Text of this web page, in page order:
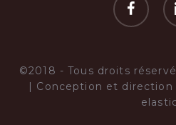
©2018 - Tous droits
| Conception et direction